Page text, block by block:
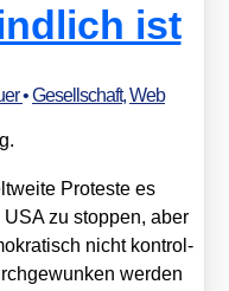
ist
•Gesellschaft,Web
Pro­tes­te es
zu stop­pen, aber
nicht kon­trol­
wer­den